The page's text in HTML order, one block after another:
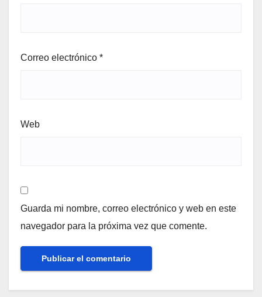
Correo electrónico *
Web
Guarda mi nombre, correo electrónico y web en este
navegador para la próxima vez que comente.